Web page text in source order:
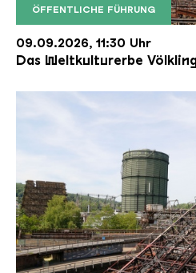
ÖFFENTLICHE FÜHRUNG
Der Erzschrägaufzug der
Copyright:
09.09.2026, 11:30 Uhr
Das Weltkulturerbe